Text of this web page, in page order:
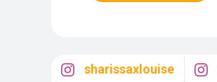
sharissaxlouise